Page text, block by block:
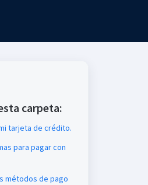
carpeta:
tarjeta de crédito.
para pagar con
métodos de pago